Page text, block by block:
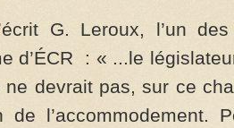
G. Leroux, l’un
d’ÉCR : « ...le
devrait pas, sur ce
de l’accommodement.